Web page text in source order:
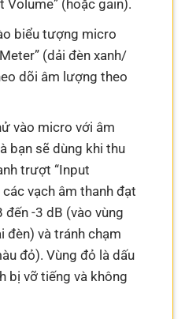
Volume” (hoặc gain).
biểu tượng micro
(dải đèn xanh/
dõi âm lượng theo
vào micro với âm
bạn sẽ dùng khi thu
trượt “Input
vạch âm thanh đạt
đến -3 dB (vào vùng
đèn) và tránh chạm
đỏ). Vùng đỏ là dấu
bị vỡ tiếng và không